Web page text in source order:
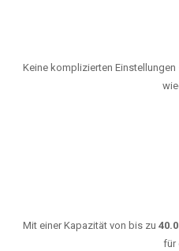
Keine komplizierten
Mit einer Kapazität von bis zu
für